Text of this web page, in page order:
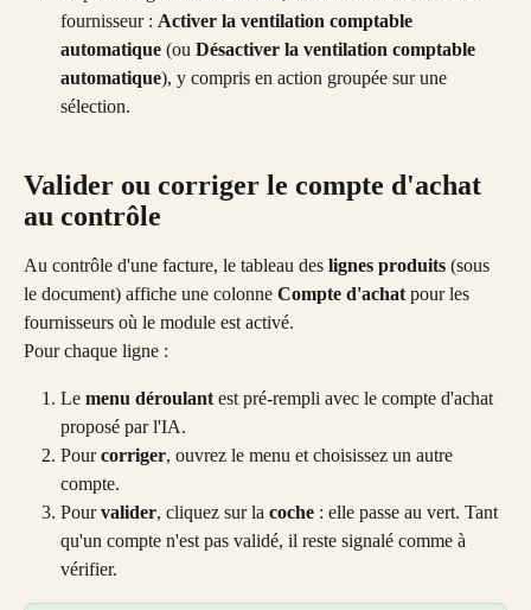
fournisseur : Activer la ventilation comptable
automatique (ou Désactiver la ventilation comptable
automatique), y compris en action groupée sur une
sélection.
Valider ou corriger le compte d'achat
au contrôle
Au contrôle d'une facture, le tableau des lignes produits (sous
le document) affiche une colonne Compte d'achat pour les
fournisseurs où le module est activé.
Pour chaque ligne :
Le menu déroulant est pré-rempli avec le compte d'achat
proposé par l'IA.
Pour corriger, ouvrez le menu et choisissez un autre
compte.
Pour valider, cliquez sur la coche : elle passe au vert. Tant
qu'un compte n'est pas validé, il reste signalé comme à
vérifier.